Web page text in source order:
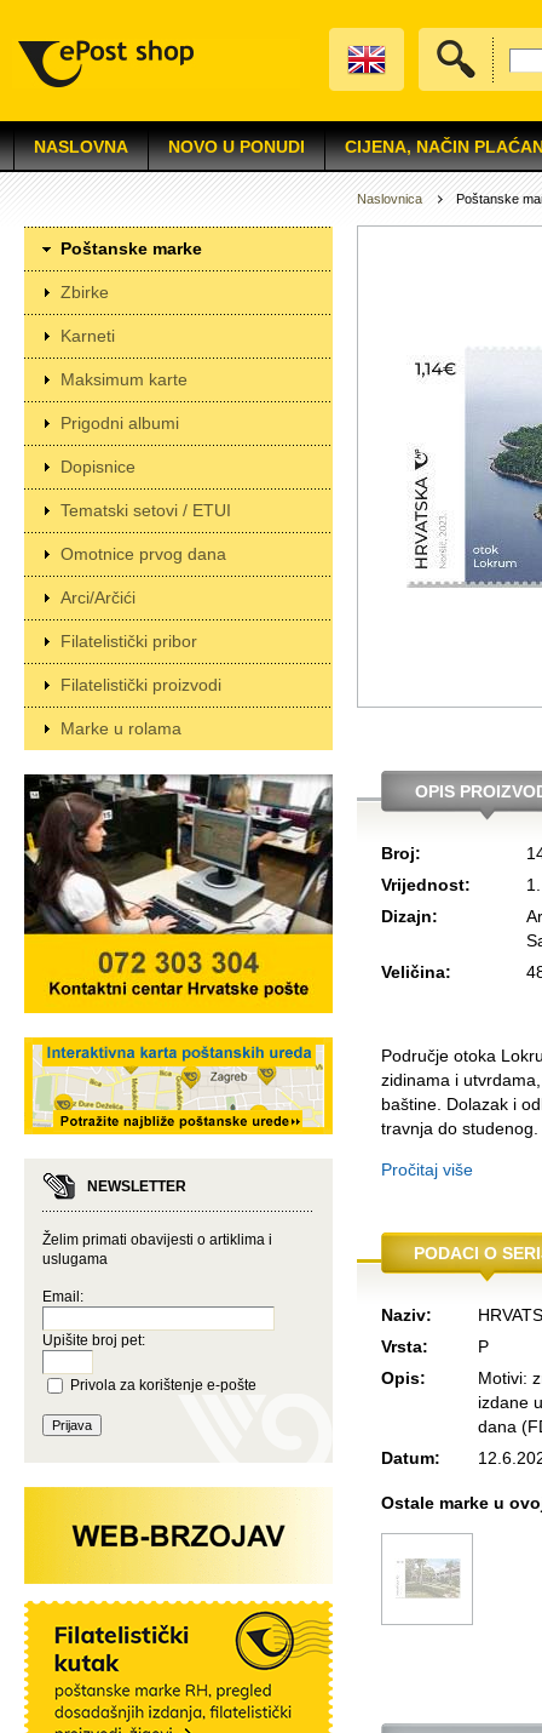
NASLOVNA NOVO U PONUDI CIJENA, NAČIN
Poštanske marke
Zbirke
Karneti
Maksimum karte
Prigodni albumi
Dopisnice
Tematski setovi / ETUI
Omotnice prvog dana
Arci/Arčići
Filatelistički pribor
Filatelistički proizvodi
Marke u rolama
NEWSLETTER
Želim primati obavijesti o artiklima i
uslugama
Email:
Upišite broj pet:
Privola za korištenje e-pošte
Naslovnica Poštanske
OPIS
Broj:
Vrijednost:
Dizajn:
Veličina:
Područje otoka
zidinama i
baštine. Dolazak i
travnja do
Pročitaj više
PODACI O
Naziv:
Vrsta:
P
Opis:
Motivi:
izdane
dana
Datum:
Ostale marke u